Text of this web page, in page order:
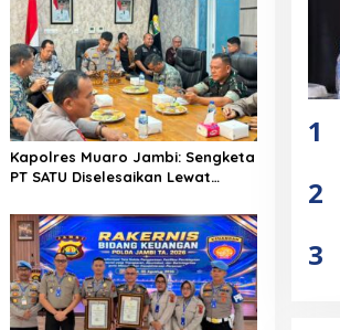
Kapolres Muaro Jambi: Sengketa
PT SATU Diselesaikan Lewat
Berjalan
1
2
3